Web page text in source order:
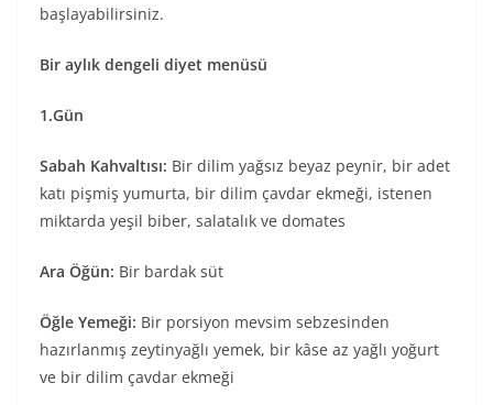
başlayabilirsiniz.
Bir aylık dengeli diyet menüsü
1.Gün
Sabah Kahvaltısı: Bir dilim yağsız beyaz peynir, bir adet
katı pişmiş yumurta, bir dilim çavdar ekmeği, istenen
miktarda yeşil biber, salatalık ve domates
Ara Öğün: Bir bardak süt
Öğle Yemeği: Bir porsiyon mevsim sebzesinden
hazırlanmış zeytinyağlı yemek, bir kâse az yağlı yoğurt
ve bir dilim çavdar ekmeği